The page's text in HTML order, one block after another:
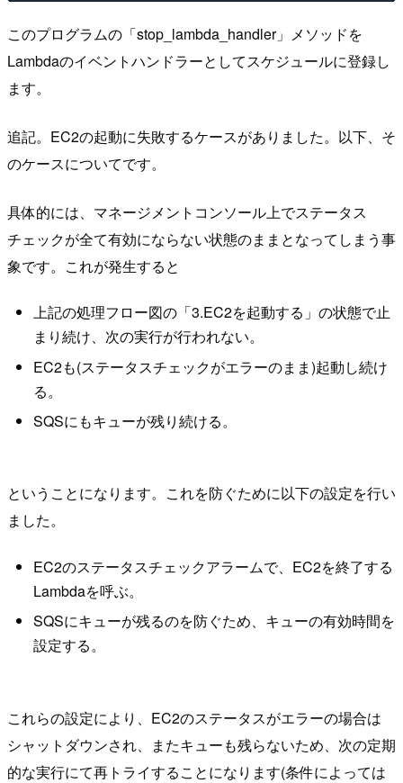
このプログラムの「stop_lambda_handler」メソッドを
Lambdaのイベントハンドラーとしてスケジュールに登録し
ます。
追記。EC2の起動に失敗するケースがありました。以下、そ
のケースについてです。
具体的には、マネージメントコンソール上でステータス
チェックが全て有効にならない状態のままとなってしまう事
象です。これが発生すると
上記の処理フロー図の「3.EC2を起動する」の状態で止
まり続け、次の実行が行われない。
EC2も(ステータスチェックがエラーのまま)起動し続け
る。
SQSにもキューが残り続ける。
ということになります。これを防ぐために以下の設定を行い
ました。
EC2のステータスチェックアラームで、EC2を終了する
Lambdaを呼ぶ。
SQSにキューが残るのを防ぐため、キューの有効時間を
設定する。
これらの設定により、EC2のステータスがエラーの場合は
シャットダウンされ、またキューも残らないため、次の定期
的な実行にて再トライすることになります(条件によっては